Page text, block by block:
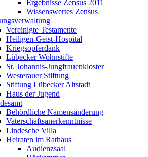
Ergebnisse Zensus 2011
Wissenswertes Zensus
Vereinigte Testamente
Heiligen-Geist-Hospital
Kriegsopferdank
Lübecker Wohnstifte
St. Johannis-Jungfrauenkloster
Westerauer Stiftung
Stiftung Lübecker Altstadt
Haus der Jugend
Behördliche Namensänderung
Vaterschaftsanerkenntnisse
Lindesche Villa
Heiraten im Rathaus
Audienzsaal